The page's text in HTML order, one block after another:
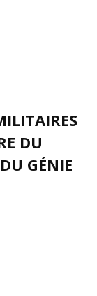
DU
GÉNIE